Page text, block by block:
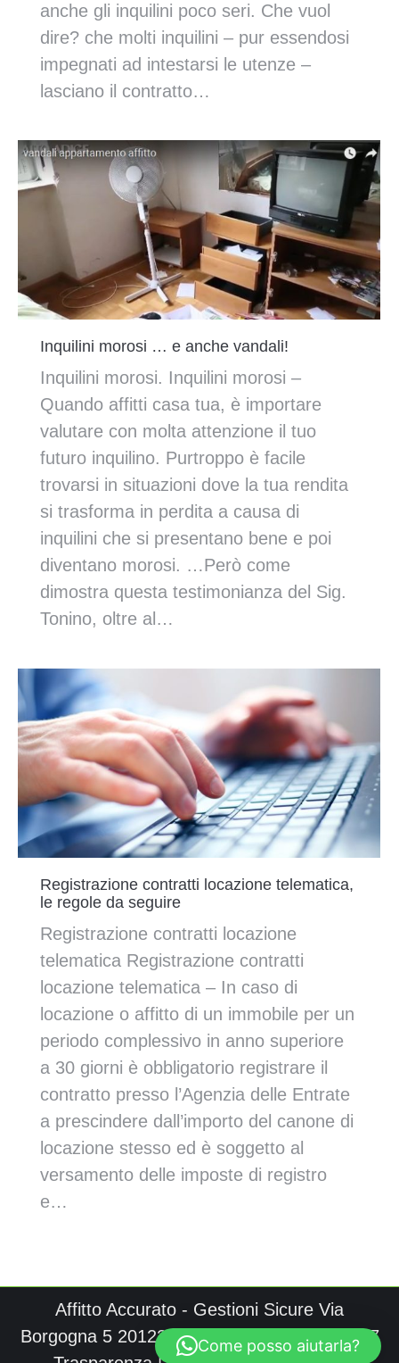
anche gli inquilini poco seri. Che vuol
dire? che molti inquilini – pur essendosi
impegnati ad intestarsi le utenze –
lasciano il contratto…
Inquilini morosi … e anche vandali!
Inquilini morosi. Inquilini morosi –
Quando affitti casa tua, è importare
valutare con molta attenzione il tuo
futuro inquilino. Purtroppo è facile
trovarsi in situazioni dove la tua rendita
si trasforma in perdita a causa di
inquilini che si presentano bene e poi
diventano morosi. …Però come
dimostra questa testimonianza del Sig.
Tonino, oltre al…
Registrazione contratti locazione telematica,
le regole da seguire
Registrazione contratti locazione
telematica Registrazione contratti
locazione telematica – In caso di
locazione o affitto di un immobile per un
periodo complessivo in anno superiore
a 30 giorni è obbligatorio registrare il
contratto presso l’Agenzia delle Entrate
a prescindere dall’importo del canone di
locazione stesso ed è soggetto al
versamento delle imposte di registro
e…
Affitto Accurato - Gestioni Sicure Via
Borgogna 5 20122 Milano p.iva 06092070967
Come posso aiutarla?